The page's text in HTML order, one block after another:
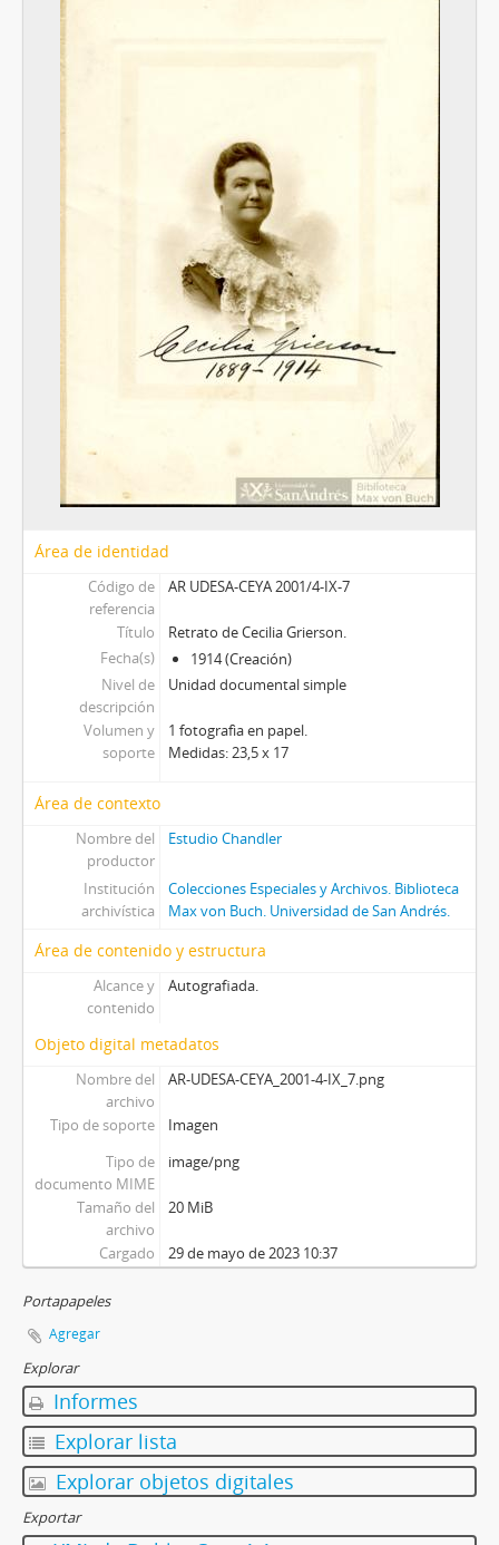
[Serie] X - Títulos
[Serie] XI - Medallas
Área de identidad
Código de
referencia
AR UDESA-CEYA 2001/4-IX-7
Título
Retrato de Cecilia Grierson.
Fecha(s)
1914 (Creación)
Nivel de
descripción
Unidad documental simple
Volumen y
soporte
1 fotografìa en papel.
Medidas: 23,5 x 17
Área de contexto
Nombre del
productor
Estudio Chandler
Institución
archivística
Colecciones Especiales y Archivos. Biblioteca
Max von Buch. Universidad de San Andrés.
Área de contenido y estructura
Alcance y
contenido
Autografiada.
Objeto digital metadatos
Nombre del
archivo
AR-UDESA-CEYA_2001-4-IX_7.png
Tipo de soporte
Imagen
Tipo de
documento MIME
image/png
Tamaño del
archivo
20 MiB
Cargado 29 de mayo de 2023 10:37
Portapapeles
Agregar
Explorar
Informes
Explorar lista
Explorar objetos digitales
Exportar